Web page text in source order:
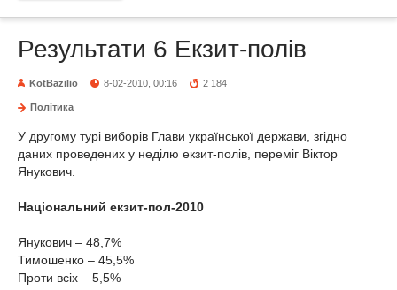
Результати 6 Екзит-полів
KotBazilio 8-02-2010, 00:16 2 184
Політика
У другому турі виборів Глави української держави, згідно
даних проведених у неділю екзит-полів, переміг Віктор
Янукович.
Національний екзит-пол-2010
Янукович – 48,7%
Тимошенко – 45,5%
Проти всіх – 5,5%